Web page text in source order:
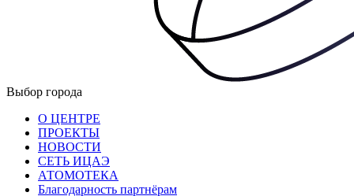
Выбор города
О ЦЕНТРЕ
ПРОЕКТЫ
НОВОСТИ
СЕТЬ ИЦАЭ
АТОМОТЕКА
Благодарность партнёрам